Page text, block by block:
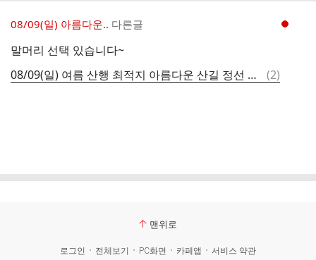
08/09(일) 아름다운.. 다른글
말머리 선택 있습니다~
08/09(일) 여름 산행 최적지 아름다운 산길 정선 항골계곡 숨바우길 [가야산대장님]
댓
글
(2)
맨위로
로그인 전체보기 PC화면 카페앱 서비스 약관